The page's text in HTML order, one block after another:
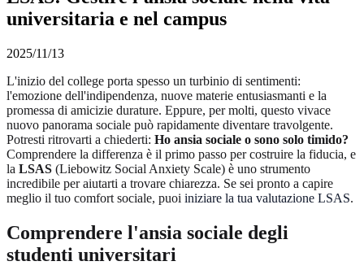
universitaria e nel campus
2025/11/13
L'inizio del college porta spesso un turbinio di sentimenti:
l'emozione dell'indipendenza, nuove materie entusiasmanti e la
promessa di amicizie durature. Eppure, per molti, questo vivace
nuovo panorama sociale può rapidamente diventare travolgente.
Potresti ritrovarti a chiederti: Ho ansia sociale o sono solo timido?
Comprendere la differenza è il primo passo per costruire la fiducia, e
la LSAS (Liebowitz Social Anxiety Scale) è uno strumento
incredibile per aiutarti a trovare chiarezza. Se sei pronto a capire
meglio il tuo comfort sociale, puoi iniziare la tua valutazione LSAS.
Comprendere l'ansia sociale degli
studenti universitari